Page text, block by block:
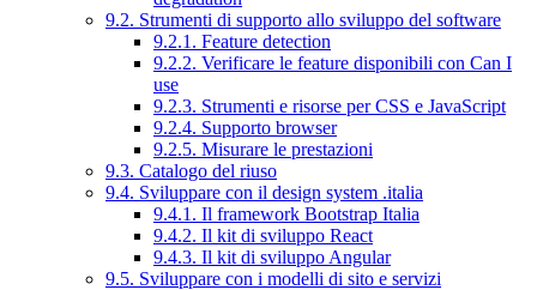
9.2. Strumenti di supporto allo sviluppo del software
9.2.1. Feature detection
9.2.2. Verificare le feature disponibili con Can I
use
9.2.3. Strumenti e risorse per CSS e JavaScript
9.2.4. Supporto browser
9.2.5. Misurare le prestazioni
9.3. Catalogo del riuso
9.4. Sviluppare con il design system .italia
9.4.1. Il framework Bootstrap Italia
9.4.2. Il kit di sviluppo React
9.4.3. Il kit di sviluppo Angular
9.5. Sviluppare con i modelli di sito e servizi